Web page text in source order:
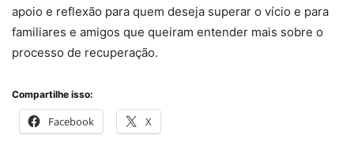
apoio e reflexão para quem deseja superar o vício e para
familiares e amigos que queiram entender mais sobre o
processo de recuperação.
Compartilhe isso:
Facebook X